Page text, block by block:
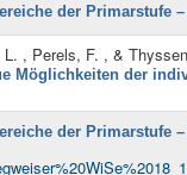
der Primarstufe
L. , Perels, F. , &
Möglichkeiten der
der Primarstufe